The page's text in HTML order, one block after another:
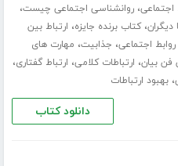
اجتماعی،روانشناسی اجتماعی چیست،
دیگران،کتاب برنده جایزه، ارتباط بین
روابط اجتماعی، جذابیت، مهارت های
فن بیان، ارتباطات کلامی، ارتباط گفتاری،
،بهبود ارتباطات
دانلود کتاب